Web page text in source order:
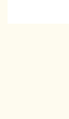
לחוות את